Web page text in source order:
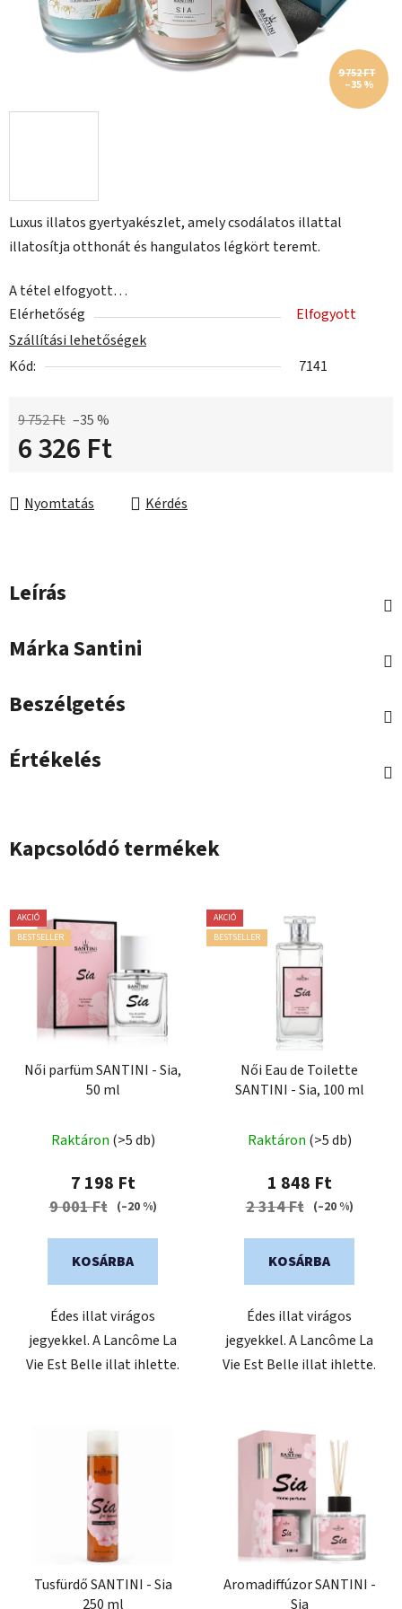
Luxus illatos gyertyakészlet, amely csodálatos illattal
illatosítja otthonát és hangulatos légkört teremt.
A tétel elfogyott…
Elérhetőség
Elfogyott
Szállítási lehetőségek
Kód:
7141
9 752 Ft –35 %
6 326 Ft
Nyomtatás
Kérdés
9 752 FT
–35 %
Leírás
MárkaSantini
Beszélgetés
Értékelés
Kapcsolódó termékek
AKCIÓ
BESTSELLER
Női parfüm SANTINI - Sia,
50 ml
termék
átlagos
értékelése
5,0
Raktáron (>5 db)
7 198 Ft
9 001 Ft (–20 %)
KOSÁRBA
Édes illat virágos
jegyekkel. A Lancôme La
Vie Est Belle illat ihlette.
AKCIÓ
BESTSELLER
Női Eau de Toilette
SANTINI - Sia, 100 ml
termék
átlagos
értékelése
5,0
Raktáron (>5 db)
1 848 Ft
2 314 Ft (–20 %)
KOSÁRBA
Édes illat virágos
jegyekkel. A Lancôme La
Vie Est Belle illat ihlette.
Tusfürdő SANTINI - Sia
250 ml
Aromadiffúzor SANTINI -
Sia